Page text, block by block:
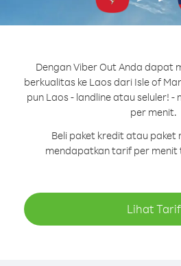
Dengan Viber Out Anda dapat
berkualitas ke Laos dari Isle of
pun Laos - landline atau seluler! -
per menit.
Beli paket kredit atau paket
mendapatkan tarif per menit
Lihat Tarif